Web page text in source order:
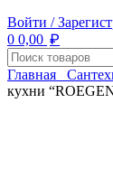
Войти /
0 0,00 ₽
Главная
кухни